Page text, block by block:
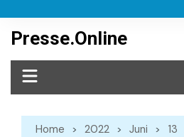
content
Presse.Online
Home 2022 Juni
13